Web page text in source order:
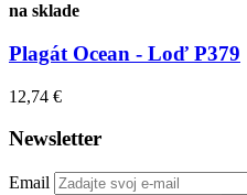
na sklade
Plagát Ocean - Loď P379
12,74 €
Newsletter
Email